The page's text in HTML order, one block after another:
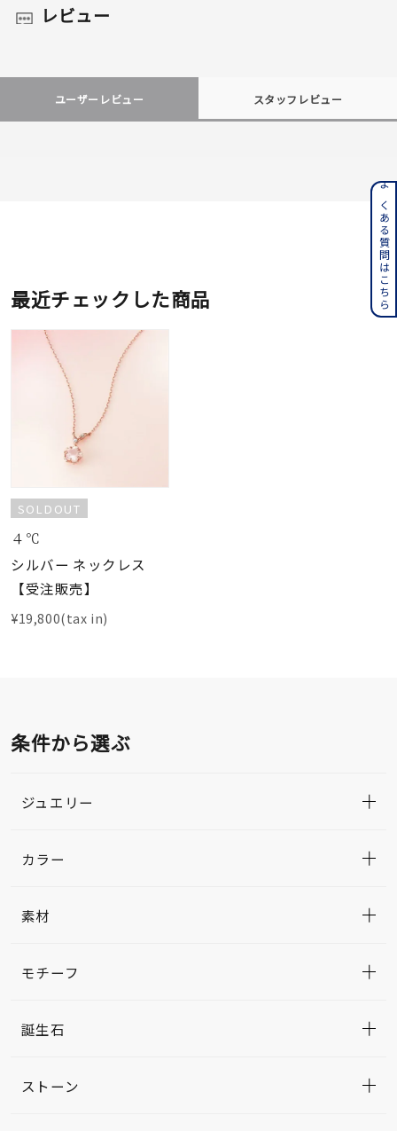
レビュー
ユーザーレビュー スタッフレビュー
最近チェックした商品
SOLDOUT
４℃
シルバー ネックレス
【受注販売】
¥19,800(tax in)
条件から選ぶ
ジュエリー
カラー
素材
モチーフ
誕生石
ストーン
よくある質問はこちら